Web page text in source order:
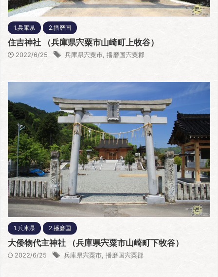
1.兵庫県 2.播磨国
住吉神社 （兵庫県宍粟市山崎町上牧谷）
2022/6/25 兵庫県宍粟市, 播磨国宍粟郡
1.兵庫県 2.播磨国
大倭物代主神社 （兵庫県宍粟市山崎町下牧谷）
2022/6/25 兵庫県宍粟市, 播磨国宍粟郡